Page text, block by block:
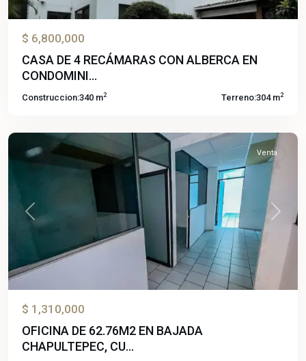
$ 6,800,000
CASA DE 4 RECÁMARAS CON ALBERCA EN
CONDOMINI...
Construccion:340 m2 Terreno:304 m2
Chapultepec,
Previous Next
Venta
$ 1,310,000
OFICINA DE 62.76M2 EN BAJADA
CHAPULTEPEC, CU...